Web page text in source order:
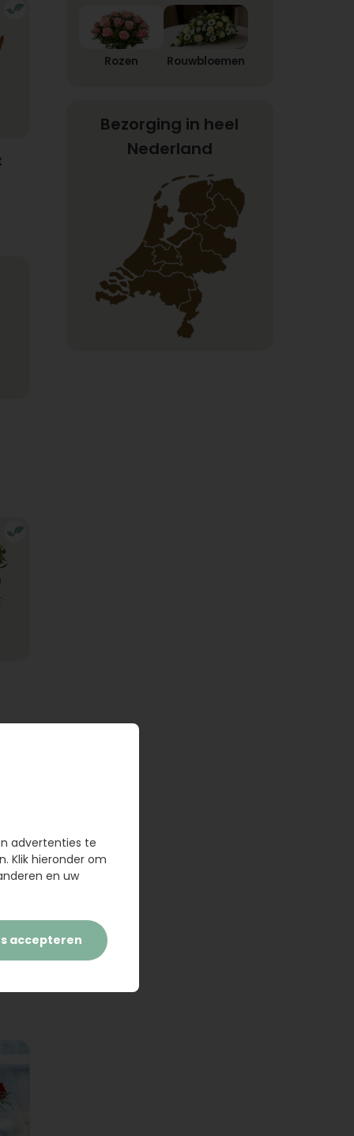
Rozen Rouwbloemen
Bezorging in heel
Nederland
advertenties te
Klik hieronder om
en uw
accepteren